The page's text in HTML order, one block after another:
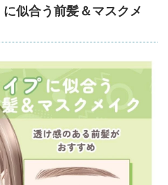
に似合う前髪＆マスクメ